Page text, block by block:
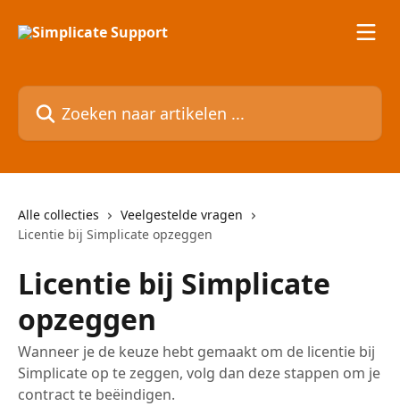
Zoeken naar artikelen ...
Alle collecties
Veelgestelde vragen
Licentie bij Simplicate opzeggen
Licentie bij Simplicate
opzeggen
Wanneer je de keuze hebt gemaakt om de licentie bij
Simplicate op te zeggen, volg dan deze stappen om je
contract te beëindigen.